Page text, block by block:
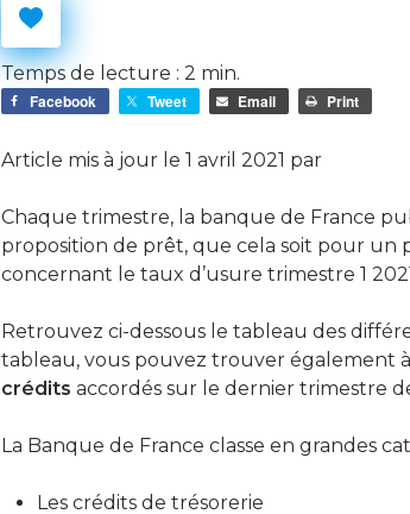
Hit enter to search or ESC to close
Temps de lecture : 2 min.
Facebook Tweet Email Print
Article mis à jour le 1 avril 2021 par
Chaque trimestre, la banque de France
proposition de prêt, que cela soit pour un
concernant le taux d’usure trimestre 1
Retrouvez ci-dessous le tableau des
tableau, vous pouvez trouver également
crédits accordés sur le dernier trimestre
La Banque de France classe en grandes
Les crédits de trésorerie